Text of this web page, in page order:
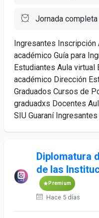
Jornada completa
Ingresantes Inscripción
académico Guía para
Estudiantes Aula virtual
académico Dirección
Graduados Cursos de
graduadxs Docentes
SIU Guaraní
Diplomatura
de las
Premium
Hace 5 días